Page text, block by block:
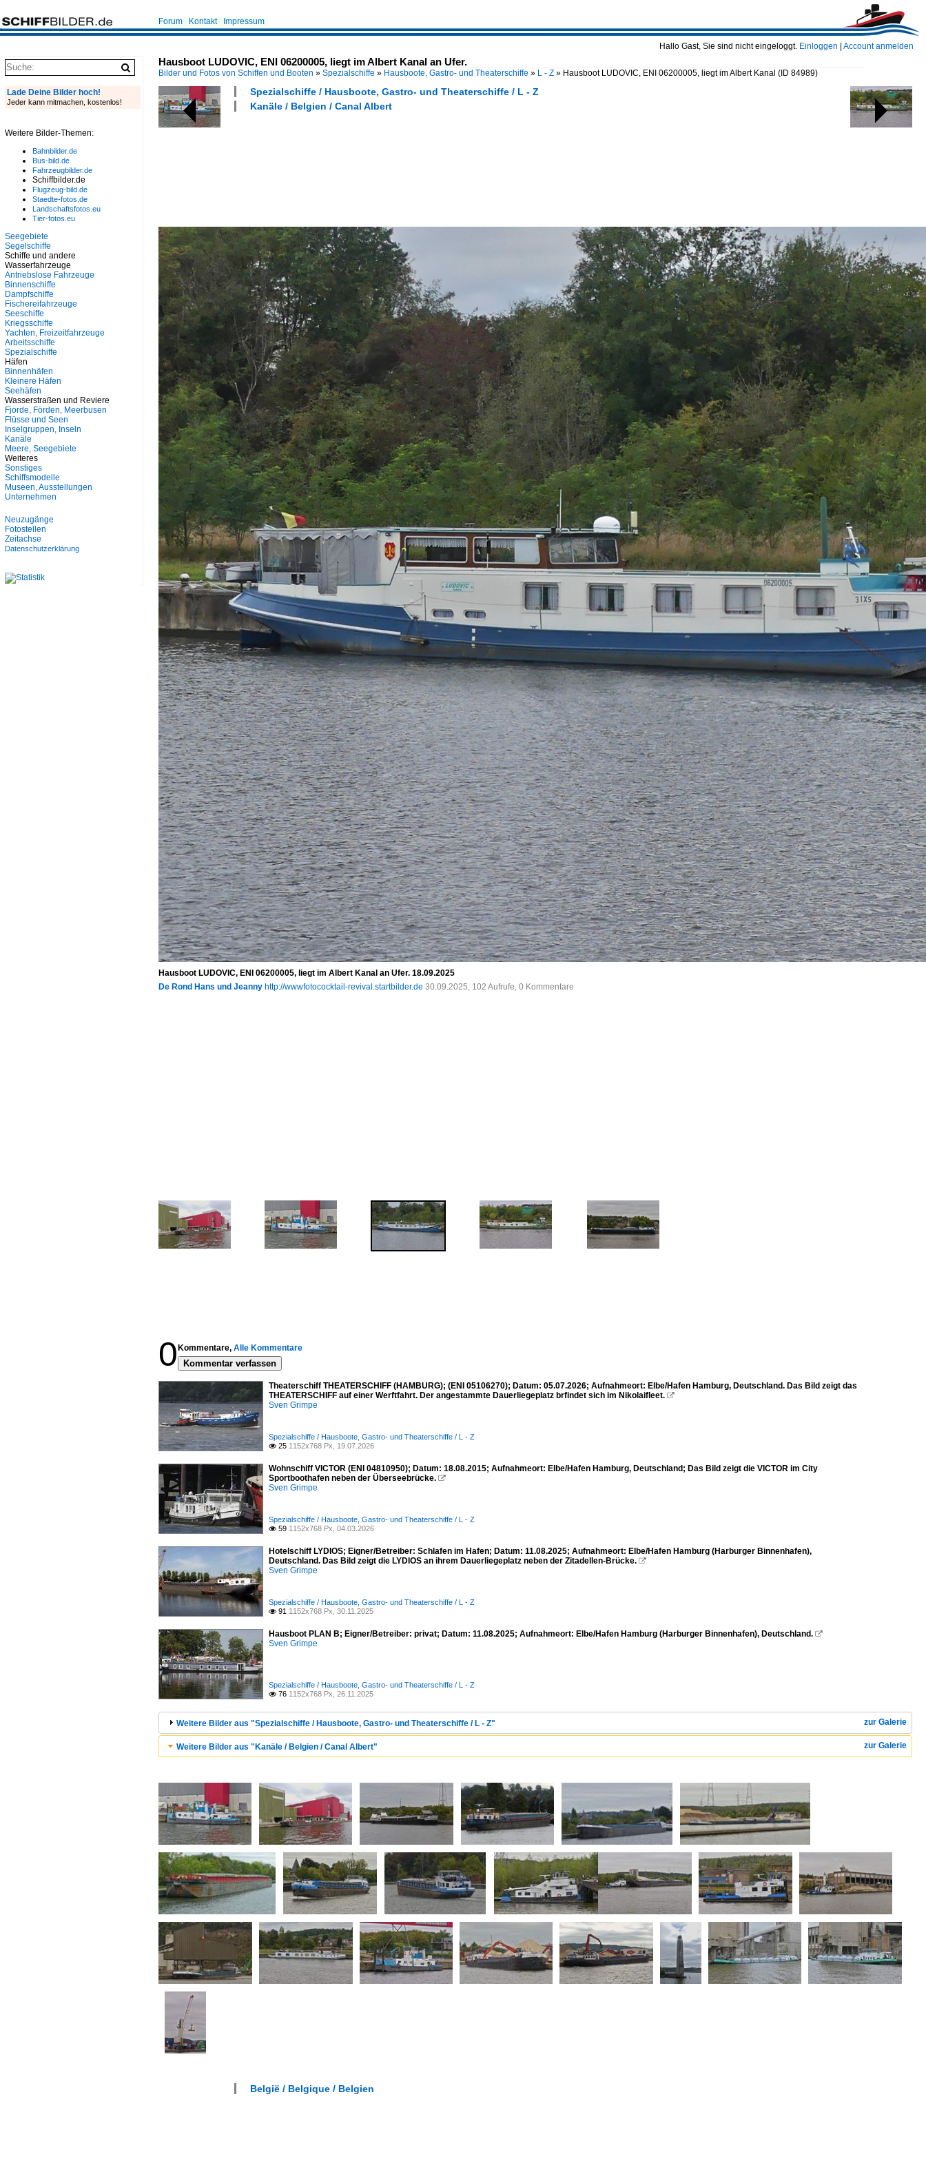
Hallo Gast, Sie sind nicht eingeloggt. Einloggen Account anmelden
Forum Kontakt Impressum
Hausboot LUDOVIC, ENI 06200005, liegt im Albert Kanal an Ufer.
Bilder und Fotos von Schiffen und Booten » Spezialschiffe » Hausboote, Gastro- und Theaterschiffe » L - Z » Hausboot LUDOVIC, ENI 06200005, liegt im Albert Kanal (ID 84989)
Spezialschiffe / Hausboote, Gastro- und Theaterschiffe / L - Z
Kanäle / Belgien / Canal Albert
Hausboot LUDOVIC, ENI 06200005, liegt im Albert Kanal an Ufer. 18.09.2025
De Rond Hans und Jeanny http://wwwfotococktail-revival.startbilder.de 30.09.2025, 102 Aufrufe, 0 Kommentare
0 Kommentare, Alle Kommentare
Kommentar verfassen
Theaterschiff THEATERSCHIFF (HAMBURG); (ENI 05106270); Datum: 05.07.2026; Aufnahmeort: Elbe/Hafen Hamburg, Deutschland. Das Bild zeigt das
THEATERSCHIFF auf einer Werftfahrt. Der angestammte Dauerliegeplatz brfindet sich im Nikolaifleet. 
Sven Grimpe
Spezialschiffe / Hausboote, Gastro- und Theaterschiffe / L - Z
 25 1152x768 Px, 19.07.2026
Wohnschiff VICTOR (ENI 04810950); Datum: 18.08.2015; Aufnahmeort: Elbe/Hafen Hamburg, Deutschland; Das Bild zeigt die VICTOR im City
Sportboothafen neben der Überseebrücke. 
Sven Grimpe
Spezialschiffe / Hausboote, Gastro- und Theaterschiffe / L - Z
 59 1152x768 Px, 04.03.2026
Hotelschiff LYDIOS; Eigner/Betreiber: Schlafen im Hafen; Datum: 11.08.2025; Aufnahmeort: Elbe/Hafen Hamburg (Harburger Binnenhafen),
Deutschland. Das Bild zeigt die LYDIOS an ihrem Dauerliegeplatz neben der Zitadellen-Brücke. 
Sven Grimpe
Spezialschiffe / Hausboote, Gastro- und Theaterschiffe / L - Z
 91 1152x768 Px, 30.11.2025
Hausboot PLAN B; Eigner/Betreiber: privat; Datum: 11.08.2025; Aufnahmeort: Elbe/Hafen Hamburg (Harburger Binnenhafen), Deutschland. 
Sven Grimpe
Spezialschiffe / Hausboote, Gastro- und Theaterschiffe / L - Z
 76 1152x768 Px, 26.11.2025
zur Galerie
Weitere Bilder aus "Spezialschiffe / Hausboote, Gastro- und Theaterschiffe / L - Z"
zur Galerie
Weitere Bilder aus "Kanäle / Belgien / Canal Albert"
België / Belgique / Belgien
Lade Deine Bilder hoch!
Jeder kann mitmachen, kostenlos!
Weitere Bilder-Themen:
Bahnbilder.de
Bus-bild.de
Fahrzeugbilder.de
Schiffbilder.de
Flugzeug-bild.de
Staedte-fotos.de
Landschaftsfotos.eu
Tier-fotos.eu
Seegebiete
Segelschiffe
Schiffe und andere
Wasserfahrzeuge
Antriebslose Fahrzeuge
Binnenschiffe
Dampfschiffe
Fischereifahrzeuge
Seeschiffe
Kriegsschiffe
Yachten, Freizeitfahrzeuge
Arbeitsschiffe
Spezialschiffe
Häfen
Binnenhäfen
Kleinere Häfen
Seehäfen
Wasserstraßen und Reviere
Fjorde, Förden, Meerbusen
Flüsse und Seen
Inselgruppen, Inseln
Kanäle
Meere, Seegebiete
Weiteres
Sonstiges
Schiffsmodelle
Museen, Ausstellungen
Unternehmen
Neuzugänge
Fotostellen
Zeitachse
Datenschutzerklärung